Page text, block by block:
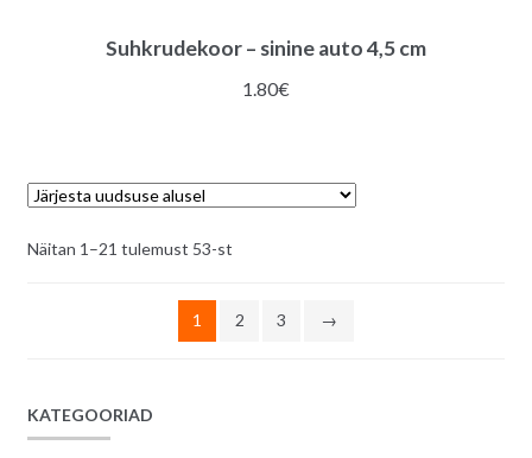
Suhkrudekoor – sinine auto 4,5 cm
1.80€
Näitan 1–21 tulemust 53-stSorditud
1
2 3 →
KATEGOORIAD